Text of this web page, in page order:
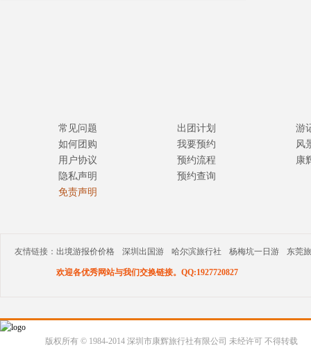
常见问题
如何团购
用户协议
隐私声明
免责声明
出团计划
我要预约
预约流程
预约查询
游
风
康
友情链接： 出境游报价价格 深圳出国游 哈尔滨旅行社 杨梅坑一日游 东莞
欢迎各优秀网站与我们交换链接。QQ:1927720827
版权所有 © 1984-2014 深圳市康辉旅行社有限公司 未经许可 不得转载